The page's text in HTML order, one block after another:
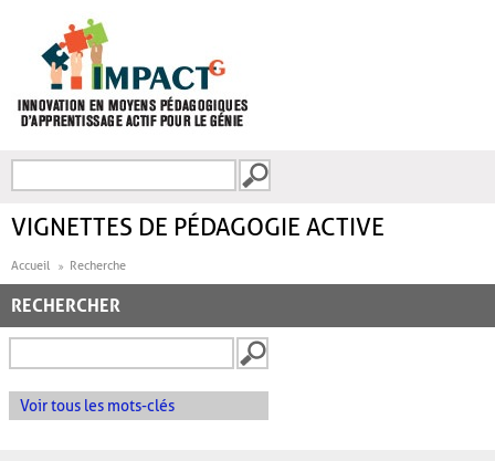
FORMULAIRE DE
VIGNETTES DE PÉDAGOGIE ACTIVE
Accueil Recherche
RECHERCHER
Voir tous les mots-clés